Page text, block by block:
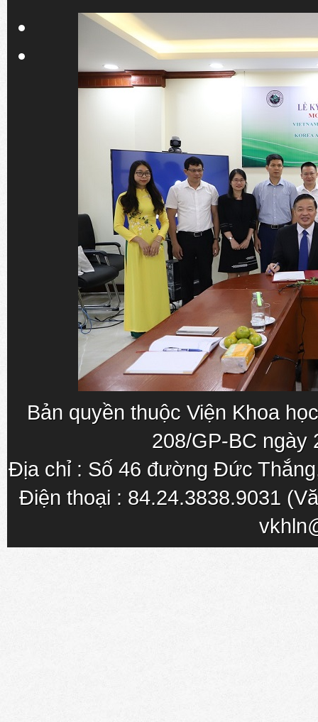
Bản quyền thuộc Viện Khoa
208/GP-BC ngày
Địa chỉ : Số 46 đường Đức
Điện thoại : 84.24.3838.9031